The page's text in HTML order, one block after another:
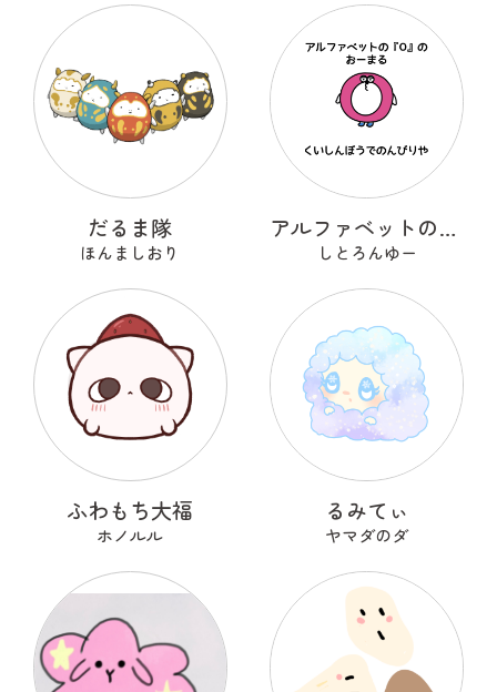
だるま隊
ほんましおり
アルファベットのOのおーまる
しとろんゆー
ふわもち大福
ホノルル
るみてぃ
ヤマダのダ